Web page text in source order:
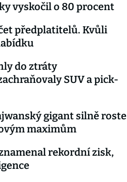
vyskočil o 80 procent
předplatitelů. Kvůli
do ztráty
SUV a pick-
gigant silně roste
maximům
rekordní zisk,